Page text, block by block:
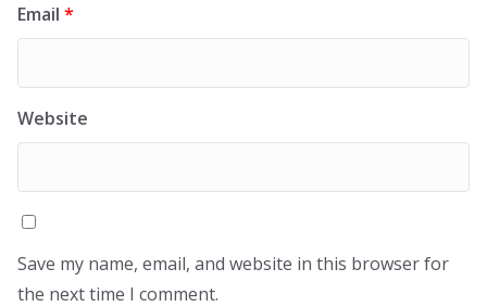
Email *
Website
Save my name, email, and website in this browser for
the next time I comment.